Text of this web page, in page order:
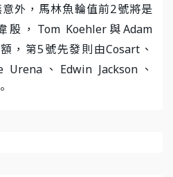
外，馬林魚輪值前2號將是
殷，Tom Koehler與Adam
，第5號先發則由Cosart、
Urena、Edwin Jackson、